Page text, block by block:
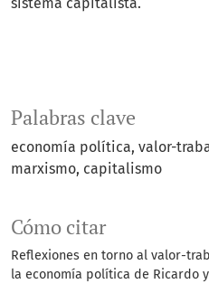
Palabras clave
economía política valor-
marxismo capitalismo
Cómo citar
Reflexiones en torno al valor-
la economía política de Ricardo